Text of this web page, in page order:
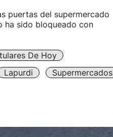
puertas del supermercado
ha sido bloqueado con
De Hoy
Lapurdi Supermercados